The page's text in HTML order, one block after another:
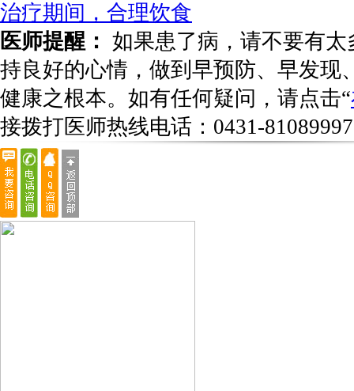
治疗期间，合理饮食
医师提醒： 如果患了病，请不要有
持良好的心情，做到早预防、早发现
健康之根本。如有任何疑问，请点击“
接拨打医师热线电话： 0431-81089997